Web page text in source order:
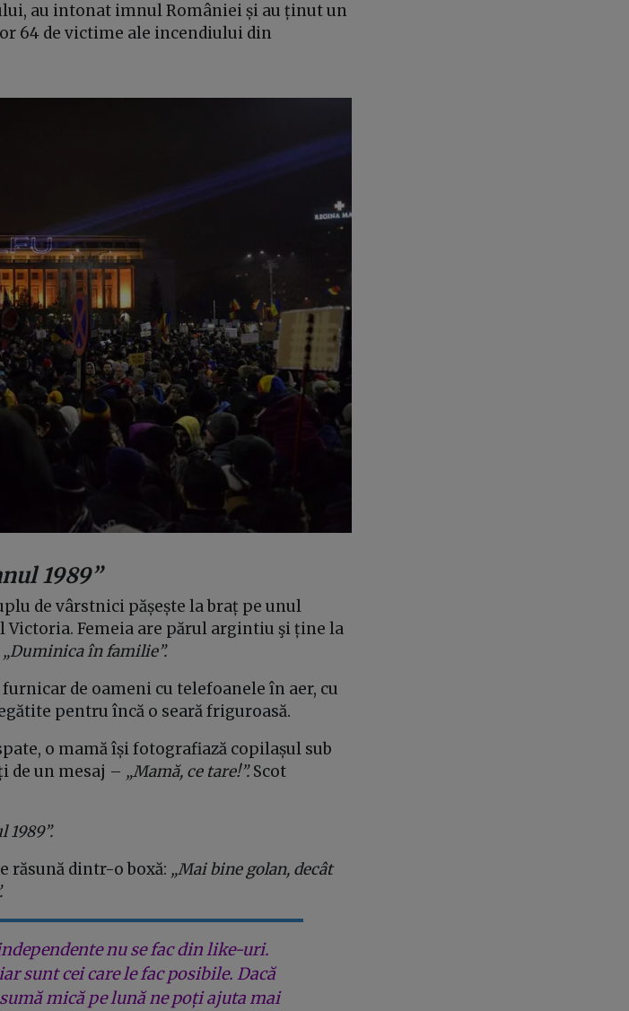
au intonat imnul României și au ținut un
64 de victime ale incendiului din
1989”
de vârstnici pășește la braț pe unul
Victoria. Femeia are părul argintiu şi ține la
„Duminica în familie”.
de oameni cu telefoanele în aer, cu
pentru încă o seară friguroasă.
o mamă își fotografiază copilașul sub
de un mesaj – „Mamă, ce tare!”.Scot
răsună dintr-o boxă: „Mai bine golan, decât
nu se fac din like-uri.
sunt cei care le fac posibile. Dacă
mică pe lună ne poți ajuta mai